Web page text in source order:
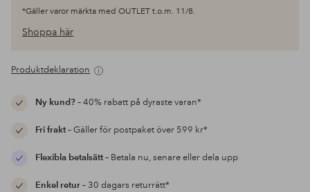
*Gäller varor märkta med OUTLET t.o.m. 11/8.
Shoppa här
Produktdeklaration
Ny kund?– 40% rabatt på dyraste varan*
Fri frakt– Gäller för postpaket över 599 kr*
Flexibla betalsätt– Betala nu, senare eller dela upp
Enkel retur– 30 dagars returrätt*